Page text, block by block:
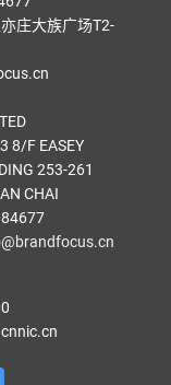
庄大族广场T2-
8/F EASEY
253-261
CHAI